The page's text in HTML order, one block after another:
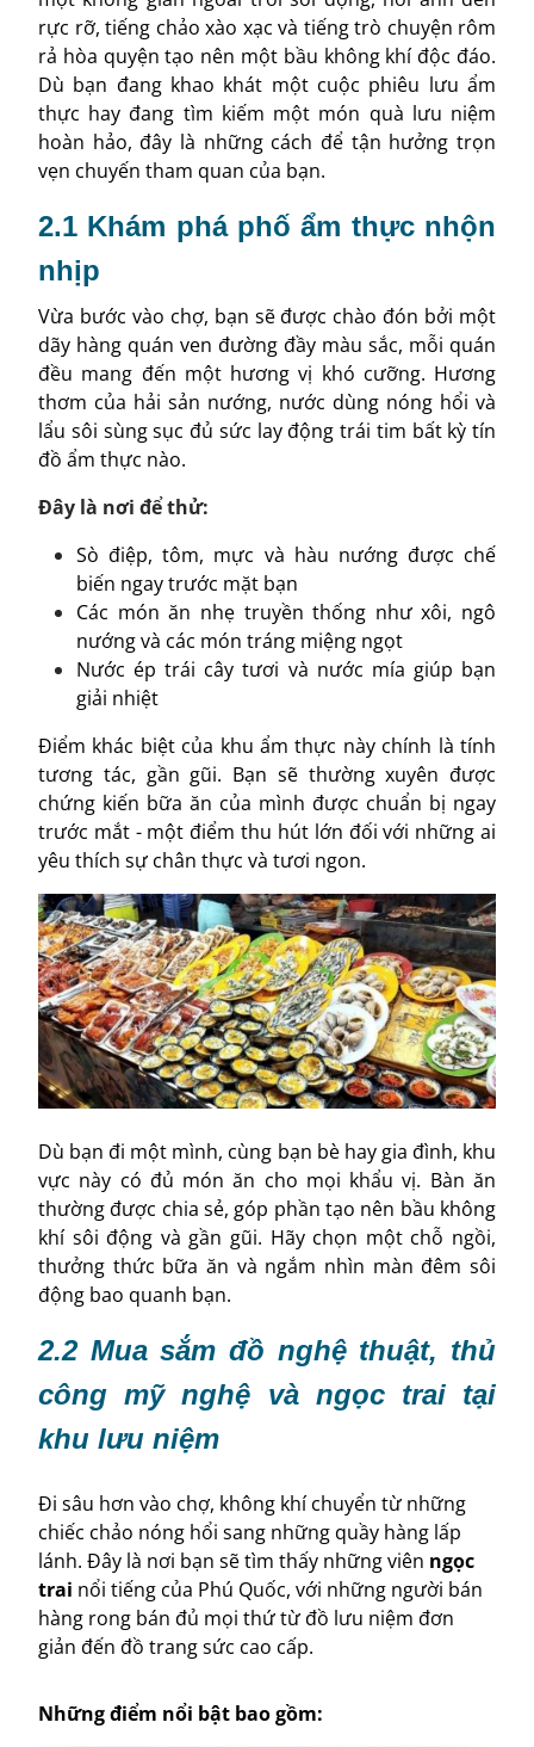
rực rỡ, tiếng chảo xào xạc và tiếng trò chuyện rôm
rả hòa quyện tạo nên một bầu không khí độc đáo.
Dù bạn đang khao khát một cuộc phiêu lưu ẩm
thực hay đang tìm kiếm một món quà lưu niệm
hoàn hảo, đây là những cách để tận hưởng trọn
vẹn chuyến tham quan của bạn.
2.1 Khám phá phố ẩm thực nhộn
nhịp
Vừa bước vào chợ, bạn sẽ được chào đón bởi một
dãy hàng quán ven đường đầy màu sắc, mỗi quán
đều mang đến một hương vị khó cưỡng. Hương
thơm của hải sản nướng, nước dùng nóng hổi và
lẩu sôi sùng sục đủ sức lay động trái tim bất kỳ tín
đồ ẩm thực nào.
Đây là nơi để thử:
Sò điệp, tôm, mực và hàu nướng được chế
biến ngay trước mặt bạn
Các món ăn nhẹ truyền thống như xôi, ngô
nướng và các món tráng miệng ngọt
Nước ép trái cây tươi và nước mía giúp bạn
giải nhiệt
Điểm khác biệt của khu ẩm thực này chính là tính
tương tác, gần gũi. Bạn sẽ thường xuyên được
chứng kiến bữa ăn của mình được chuẩn bị ngay
trước mắt - một điểm thu hút lớn đối với những ai
yêu thích sự chân thực và tươi ngon.
Dù bạn đi một mình, cùng bạn bè hay gia đình, khu
vực này có đủ món ăn cho mọi khẩu vị. Bàn ăn
thường được chia sẻ, góp phần tạo nên bầu không
khí sôi động và gần gũi. Hãy chọn một chỗ ngồi,
thưởng thức bữa ăn và ngắm nhìn màn đêm sôi
động bao quanh bạn.
2.2 Mua sắm đồ nghệ thuật, thủ
công mỹ nghệ và ngọc trai tại
khu lưu niệm
Đi sâu hơn vào chợ, không khí chuyển từ những
chiếc chảo nóng hổi sang những quầy hàng lấp
lánh. Đây là nơi bạn sẽ tìm thấy những viên ngọc
trai nổi tiếng của Phú Quốc, với những người bán
hàng rong bán đủ mọi thứ từ đồ lưu niệm đơn
giản đến đồ trang sức cao cấp.
Những điểm nổi bật bao gồm: